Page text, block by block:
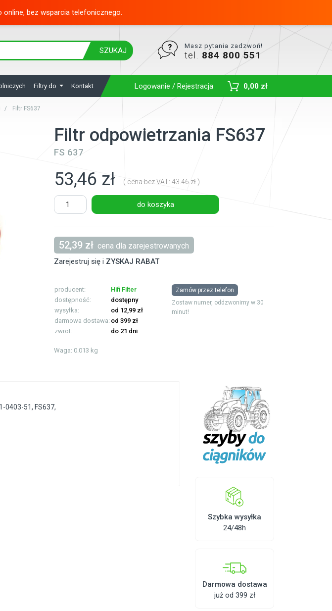
online, bez wsparcia telefonicznego.
SZUKAJ
Masz pytania zadzwoń!
tel. 884 800 551
Filtry do Kontakt Logowanie / Rejestracja 0,00 zł
Filtr FS637
Filtr odpowietrzania FS637
FS 637
53,46 zł ( cena bez VAT: 43.46 zł )
do koszyka
52,39 zł cena dla zarejestrowanych
Zarejestruj się i ZYSKAJ RABAT
producent:
Hifi Filter
dostępność:
dostępny
wysyłka:
od 12,99 zł
darmowa dostawa: od 399 zł
zwrot:
do 21 dni
Waga: 0.013 kg
Zamów przez telefon
Zostaw numer, oddzwonimy w 30
minut!
0403-51, FS637,
Szybka wysyłka
24/48h
Darmowa dostawa
już od 399 zł